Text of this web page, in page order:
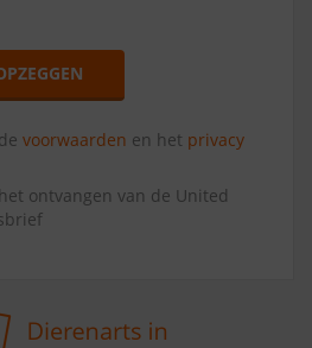
voorwaarden en het privacy
ontvangen van de United